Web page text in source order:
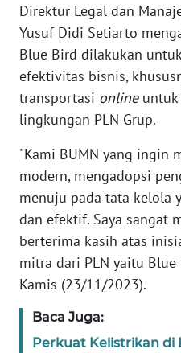
Direktur Legal dan
Yusuf Didi Setiarto
Blue Bird dilakukan
efektivitas bisnis,
transportasi onlineuntuk
lingkungan PLN Grup.
"Kami BUMN yang ingin
modern, mengadopsi
menuju pada tata kelola
dan efektif. Saya sangat
berterima kasih atas
mitra dari PLN yaitu
Kamis (23/11/2023).
Baca Juga:
Perkuat Kelistrikan di
KEPRI
WN
PAPUA
WN
BARAT
WN
RIAU
WN
SERAMBI
WN